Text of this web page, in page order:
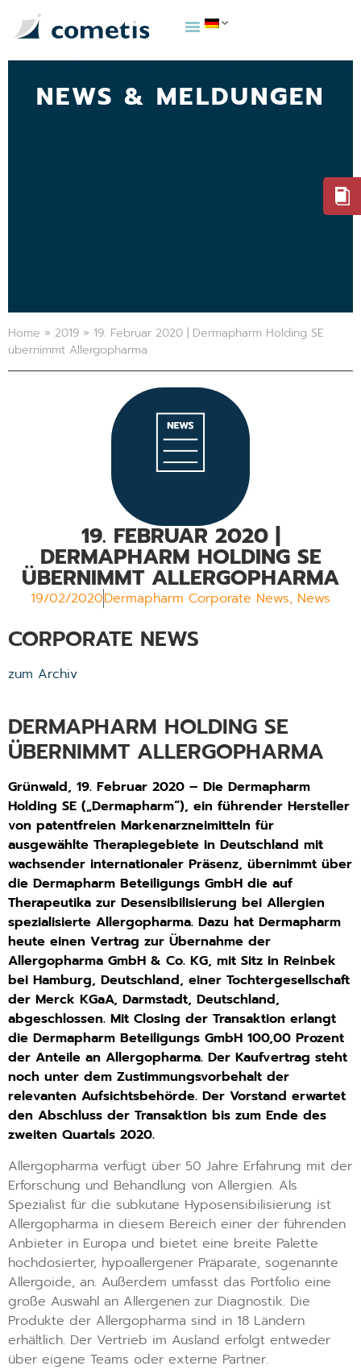
NEWS & MELDUNGEN
Home » 2019 » 19. Februar 2020 | Dermapharm Holding SE
übernimmt Allergopharma
19. FEBRUAR 2020 |
DERMAPHARM HOLDING SE
ÜBERNIMMT ALLERGOPHARMA
19/02/2020Dermapharm Corporate News, News
CORPORATE NEWS
zum Archiv
DERMAPHARM HOLDING SE
ÜBERNIMMT ALLERGOPHARMA
Grünwald, 19. Februar 2020 – Die Dermapharm
Holding SE („Dermapharm“), ein führender Hersteller
von patentfreien Markenarzneimitteln für
ausgewählte Therapiegebiete in Deutschland mit
wachsender internationaler Präsenz, übernimmt über
die Dermapharm Beteiligungs GmbH die auf
Therapeutika zur Desensibilisierung bei Allergien
spezialisierte Allergopharma. Dazu hat Dermapharm
heute einen Vertrag zur Übernahme der
Allergopharma GmbH & Co. KG, mit Sitz in Reinbek
bei Hamburg, Deutschland, einer Tochtergesellschaft
der Merck KGaA, Darmstadt, Deutschland,
abgeschlossen. Mit Closing der Transaktion erlangt
die Dermapharm Beteiligungs GmbH 100,00 Prozent
der Anteile an Allergopharma. Der Kaufvertrag steht
noch unter dem Zustimmungsvorbehalt der
relevanten Aufsichtsbehörde. Der Vorstand erwartet
den Abschluss der Transaktion bis zum Ende des
zweiten Quartals 2020.
Allergopharma verfügt über 50 Jahre Erfahrung mit der
Erforschung und Behandlung von Allergien. Als
Spezialist für die subkutane Hyposensibilisierung ist
Allergopharma in diesem Bereich einer der führenden
Anbieter in Europa und bietet eine breite Palette
hochdosierter, hypoallergener Präparate, sogenannte
Allergoide, an. Außerdem umfasst das Portfolio eine
große Auswahl an Allergenen zur Diagnostik. Die
Produkte der Allergopharma sind in 18 Ländern
erhältlich. Der Vertrieb im Ausland erfolgt entweder
über eigene Teams oder externe Partner.